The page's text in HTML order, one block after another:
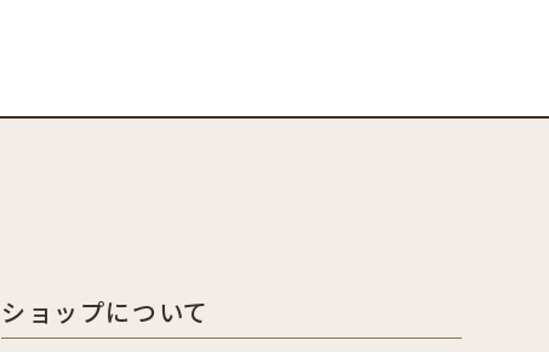
ショップについて